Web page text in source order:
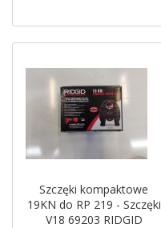
Szczęki kompaktowe
19KN do RP 219 - Szczęki
V18 69203 RIDGID